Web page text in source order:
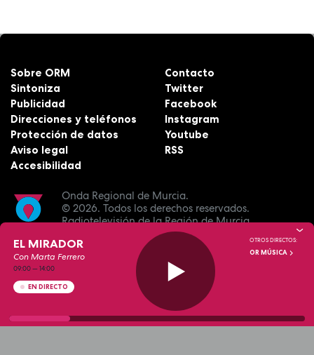
Onda Regional de Murcia.
© 2026. Todos los derechos reservados.
Radiotelevisión de la Región de Murcia.
Sobre ORM
Sintoniza
Publicidad
Direcciones y teléfonos
Protección de datos
Aviso legal
Accesibilidad
Contacto
Twitter
Facebook
Instagram
Youtube
RSS
EL MIRADOR
Con Marta Ferrero
09:00—14:00
EN DIRECTO
OTROS DIRECTOS:
OR MÚSICA